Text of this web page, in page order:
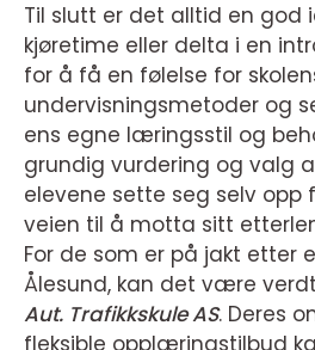
Til slutt er det alltid en god
kjøretime eller delta i en
for å få en følelse for
undervisningsmetoder og
ens egne læringsstil og
grundig vurdering og valg
elevene sette seg selv opp
veien til å motta sitt
For de som er på jakt etter
Ålesund, kan det være
Aut. Trafikkskule AS. Deres